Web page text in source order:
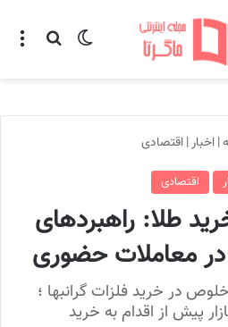
تغییر پوسته
|اخبار|اقتصادی
اقتصادی
طلا: راهبردهای
معاملات حضوری
در خرید فلزات گرانبها ؛
پیش از اقدام به خرید